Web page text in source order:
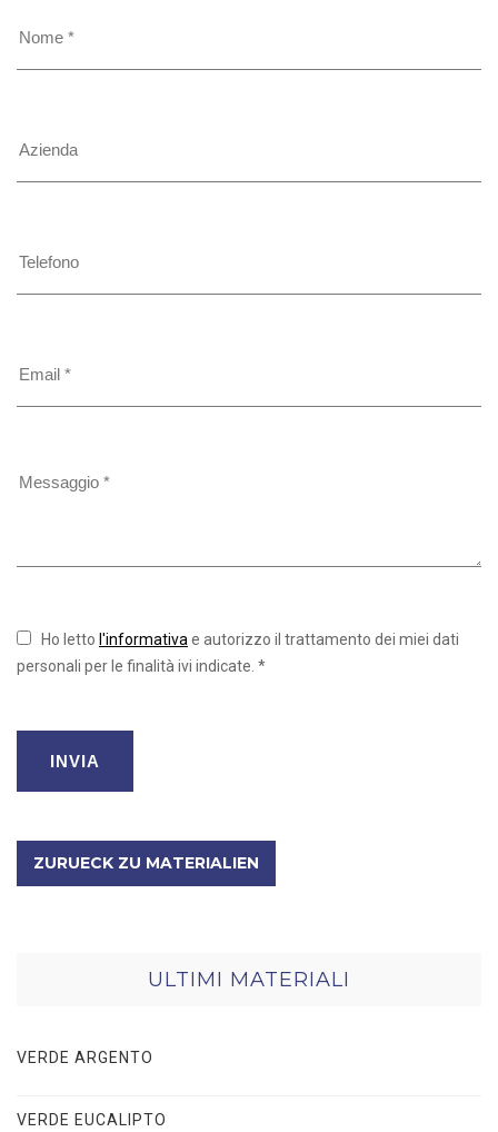
Ho letto l'informativa e autorizzo il trattamento dei miei dati
personali per le finalità ivi indicate. *
ZURUECK ZU MATERIALIEN
ULTIMI MATERIALI
VERDE ARGENTO
VERDE EUCALIPTO